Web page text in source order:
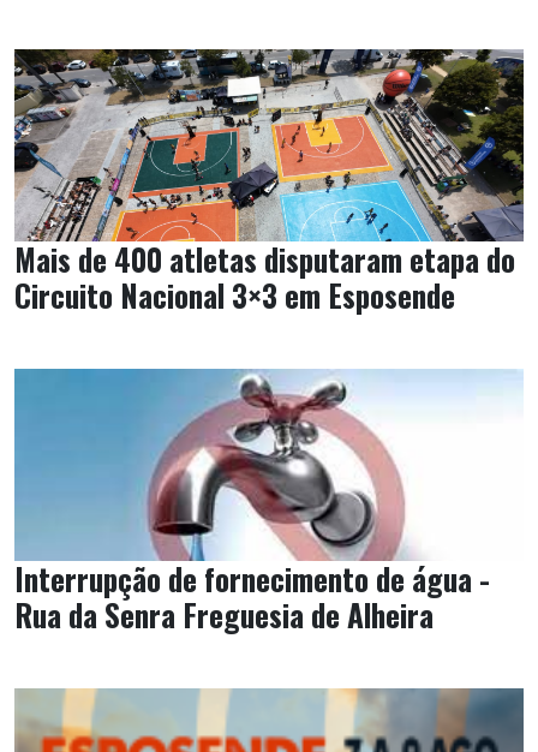
Mais de 400 atletas disputaram etapa do
Circuito Nacional 3×3 em Esposende
Interrupção de fornecimento de água -
Rua da Senra Freguesia de Alheira